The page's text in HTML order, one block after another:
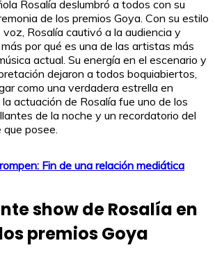
Rosalía deslumbró a todos con su
de los premios Goya. Con su estilo
voz, Rosalía cautivó a la audiencia y
por qué es una de las artistas más
actual. Su energía en el escenario y
dejaron a todos boquiabiertos,
como una verdadera estrella en
actuación de Rosalía fue uno de los
de la noche y un recordatorio del
posee.
Fin de una relación mediática
show de Rosalía en
premios Goya